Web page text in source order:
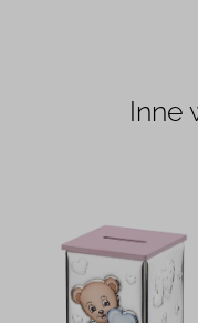
Inne